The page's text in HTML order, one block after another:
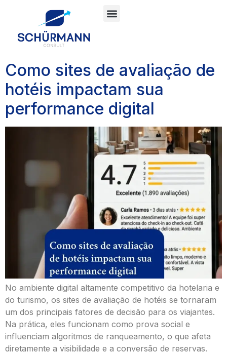
Tag:Consultoria
Hoteleira
Como sites de avaliação de
hotéis impactam sua
performance digital
No ambiente digital altamente competitivo da hotelaria e
do turismo, os sites de avaliação de hotéis se tornaram
um dos principais fatores de decisão para os viajantes.
Na prática, eles funcionam como prova social e
influenciam algoritmos de ranqueamento, o que afeta
diretamente a visibilidade e a conversão de reservas.